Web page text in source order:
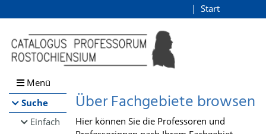
Browsen
direkt zum Inhalt
Start
Menü
Suche
Einfach
Über Fachgebiete browsen
Hier können Sie die Professoren und